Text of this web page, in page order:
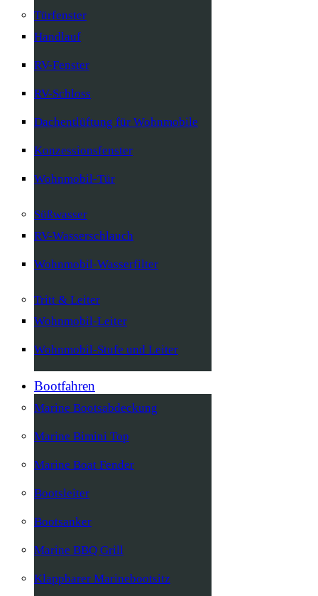
Türfenster
Handlauf
RV-Fenster
RV-Schloss
Dachentlüftung für Wohnmobile
Konzessionsfenster
Wohnmobil-Tür
Süßwasser
RV-Wasserschlauch
Wohnmobil-Wasserfilter
Tritt & Leiter
Wohnmobil-Leiter
Wohnmobil-Stufe und Leiter
Bootfahren
Marine Bootsabdeckung
Marine Bimini Top
Marine Boat Fender
Bootsleiter
Bootsanker
Marine BBQ Grill
Klappbarer Marinebootsitz